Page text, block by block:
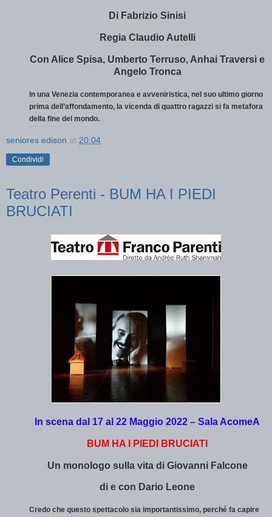
Di Fabrizio Sinisi
Regia Claudio Autelli
Con Alice Spisa, Umberto Terruso, Anhai Traversi e
Angelo Tronca
In una Venezia contemporanea e avveniristica, nel suo ultimo giorno
prima dell’affondamento, la vicenda di quattro ragazzi si fa metafora
della fine del mondo.
seniores edison at 20:04
Condividi
Teatro Perenti - BUM HA I PIEDI
BRUCIATI
In scena dal 17 al 22 Maggio 2022 – Sala AcomeA
BUM HA I PIEDI BRUCIATI
Un monologo sulla vita di Giovanni Falcone
di e con Dario Leone
Credo che questo spettacolo sia importantissimo, perché fa capire